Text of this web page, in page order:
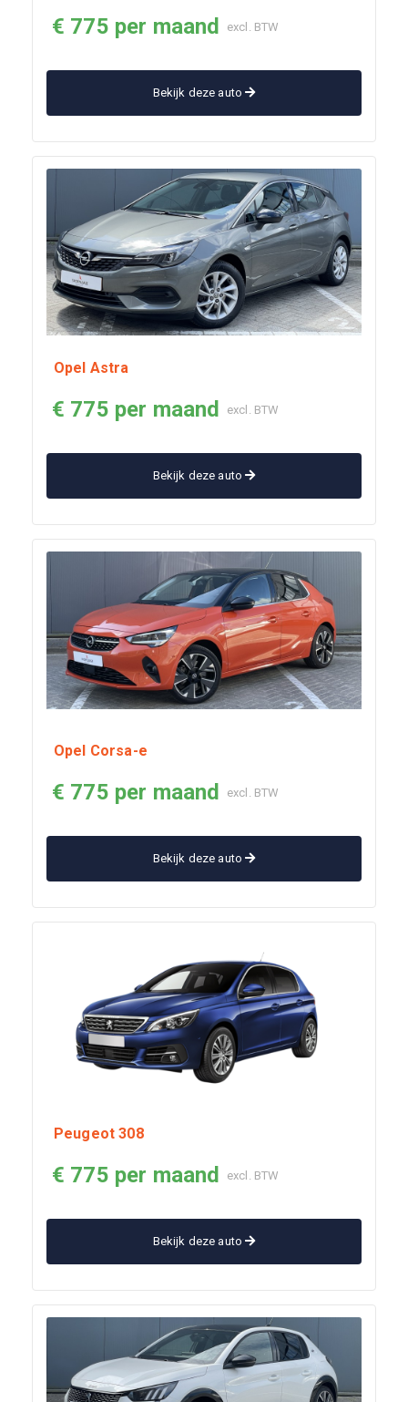
€ 775 per maand excl. BTW
Bekijk deze auto
Opel Astra
€ 775 per maand excl. BTW
Bekijk deze auto
Opel Corsa-e
€ 775 per maand excl. BTW
Bekijk deze auto
Peugeot 308
€ 775 per maand excl. BTW
Bekijk deze auto